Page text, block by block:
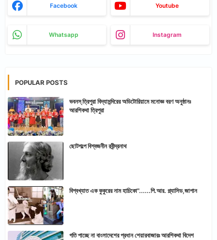
Facebook Youtube
Whatsapp Instagram
POPULAR POSTS
ভবনস্ ত্রিপুরা বিদ্যামন্দিরের অডিটোরিয়ামে মনোজ্ঞ বরণ অনুষ্ঠানঃ
আরশিকথা ত্রিপুরা
ছোটগল্পে বিশ্বজনীন রবীন্দ্রনাথ
বিশ্বখ্যাত এক কুকুরের নাম হাচিকো"......পি.আর. প্ল্যাসিড,জাপান
গতি পাচ্ছে না বাংলাদেশের প্রধান শেয়ারবাজারঃ আরশিকথা বিদেশ